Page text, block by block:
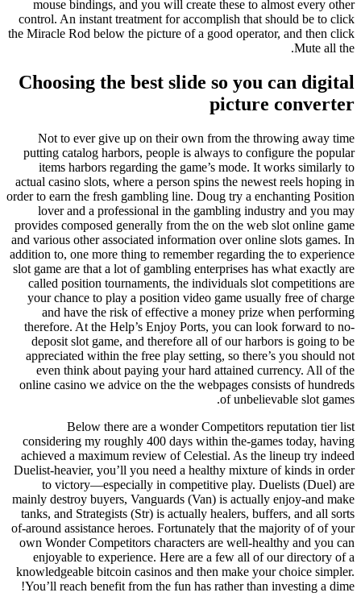
mouse bindings, and you will create these to almost every other
control. An instant treatment for accomplish that should be to click
the Miracle Rod below the picture of a good operator, and then click
Mute all the.
Choosing the best slide so you can digital
picture converter
Not to ever give up on their own from the throwing away time
putting catalog harbors, people is always to configure the popular
items harbors regarding the game’s mode. It works similarly to
actual casino slots, where a person spins the newest reels hoping in
order to earn the fresh gambling line. Doug try a enchanting Position
lover and a professional in the gambling industry and you may
provides composed generally from the on the web slot online game
and various other associated information over online slots games. In
addition to, one more thing to remember regarding the to experience
slot game are that a lot of gambling enterprises has what exactly are
called position tournaments, the individuals slot competitions are
your chance to play a position video game usually free of charge
and have the risk of effective a money prize when performing
therefore. At the Help’s Enjoy Ports, you can look forward to no-
deposit slot game, and therefore all of our harbors is going to be
appreciated within the free play setting, so there’s you should not
even think about paying your hard attained currency. All of the
online casino we advice on the the webpages consists of hundreds
of unbelievable slot games.
Below there are a wonder Competitors reputation tier list
considering my roughly 400 days within the-games today, having
achieved a maximum review of Celestial. As the lineup try indeed
Duelist-heavier, you’ll you need a healthy mixture of kinds in order
to victory—especially in competitive play. Duelists (Duel) are
mainly destroy buyers, Vanguards (Van) is actually enjoy-and make
tanks, and Strategists (Str) is actually healers, buffers, and all sorts
of-around assistance heroes. Fortunately that the majority of of your
own Wonder Competitors characters are well-healthy and you can
enjoyable to experience. Here are a few all of our directory of a
knowledgeable bitcoin casinos and then make your choice simpler.
You’ll reach benefit from the fun has rather than investing a dime!